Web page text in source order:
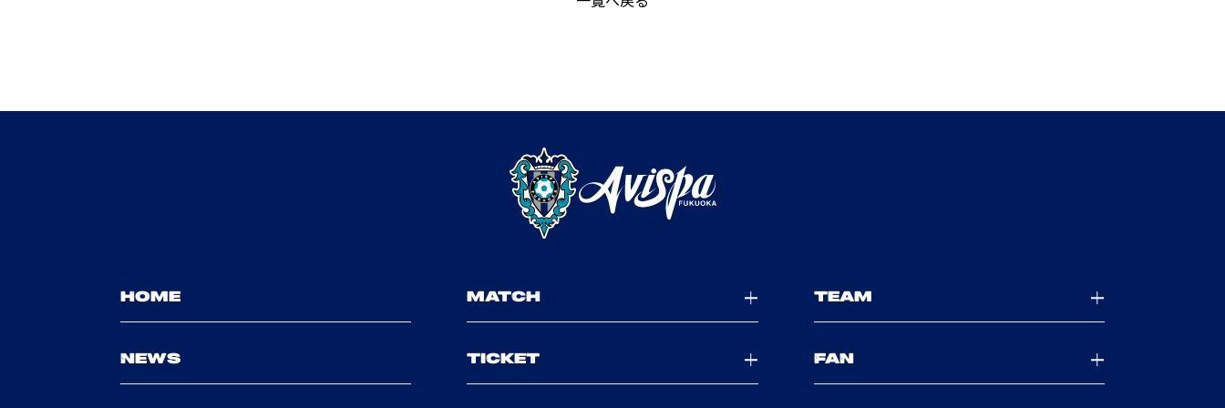
HOME MATCH TEAM
NEWS TICKET FAN